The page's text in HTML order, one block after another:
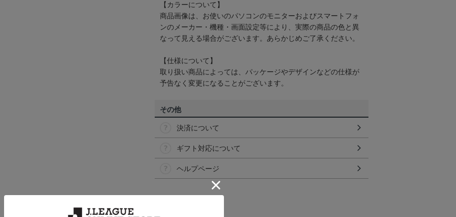
【カラーについて】
商品画像は、お使いのパソコンのモニターおよびスマートフォ
ンのメーカー・機種・画面設定等により、実際の商品の色と異
なって見える場合がございます。あらかじめご了承ください。
【仕様について】
取り扱い商品によっては、パッケージやデザインなどの仕様が
予告なく変更になることがございます。
その他
決済について
ギフト対応について
ヘルプページ